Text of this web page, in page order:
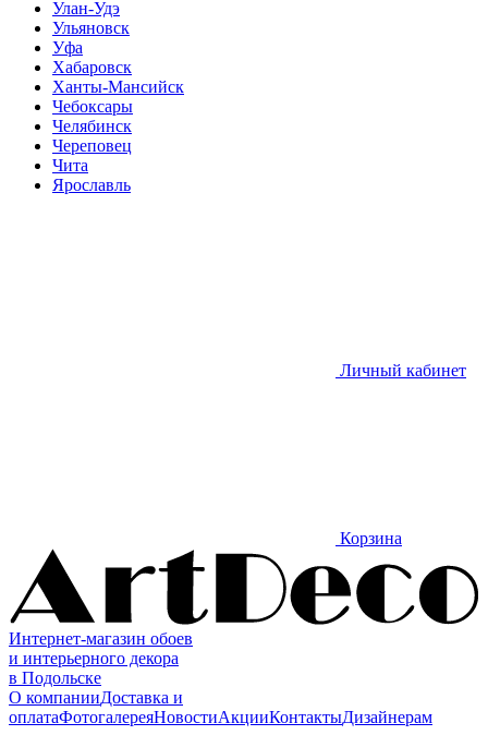
Улан-Удэ
Ульяновск
Уфа
Хабаровск
Ханты-Мансийск
Чебоксары
Челябинск
Череповец
Чита
Ярославль
Личный кабинет
Корзина
Интернет-магазин обоев
и интерьерного декора
в Подольске
О компанииДоставка и
оплатаФотогалереяНовостиАкцииКонтактыДизайнерам